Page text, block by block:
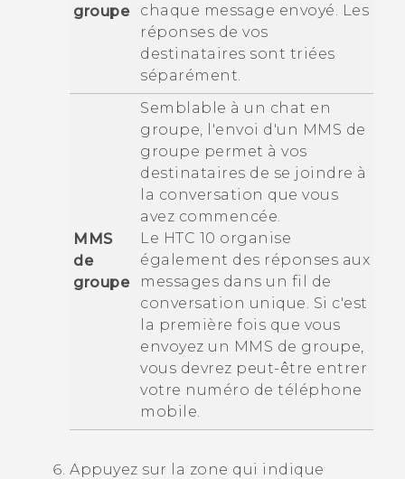
groupe
chaque message envoyé. Les
réponses de vos
destinataires sont triées
séparément.
MMS
de
groupe
Semblable à un chat en
groupe, l'envoi d'un MMS de
groupe permet à vos
destinataires de se joindre à
la conversation que vous
avez commencée.
Le HTC 10 organise
également des réponses aux
messages dans un fil de
conversation unique. Si c'est
la première fois que vous
envoyez un MMS de groupe,
vous devrez peut-être entrer
votre numéro de téléphone
mobile.
Appuyez sur la zone qui indique